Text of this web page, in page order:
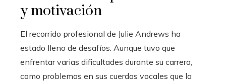
y motivación
El recorrido profesional de Julie Andrews ha
estado lleno de desafíos. Aunque tuvo que
enfrentar varias dificultades durante su carrera,
como problemas en sus cuerdas vocales que la